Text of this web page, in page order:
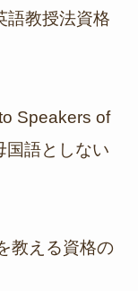
語教授法資格
Speakers of
国語としない
教える資格の